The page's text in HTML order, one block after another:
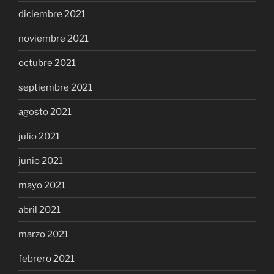
diciembre 2021
noviembre 2021
octubre 2021
septiembre 2021
agosto 2021
julio 2021
junio 2021
mayo 2021
abril 2021
marzo 2021
febrero 2021